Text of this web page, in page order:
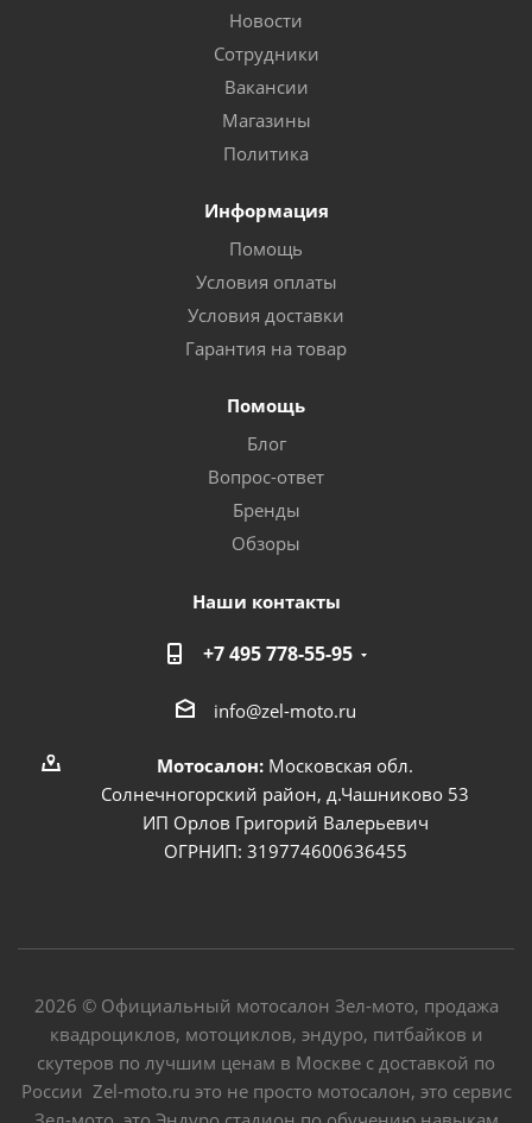
Новости
Сотрудники
Вакансии
Магазины
Политика
Информация
Помощь
Условия оплаты
Условия доставки
Гарантия на товар
Помощь
Блог
Вопрос-ответ
Бренды
Обзоры
Наши контакты
+7 495 778-55-95
info@zel-moto.ru
Мотосалон: Московская обл.
Солнечногорский район, д.Чашниково 53
ИП Орлов Григорий Валерьевич
ОГРНИП: 319774600636455
2026 © Официальный мотосалон Зел-мото, продажа
квадроциклов, мотоциклов, эндуро, питбайков и
скутеров по лучшим ценам в Москве с доставкой по
России Zel-moto.ru это не просто мотосалон, это сервис